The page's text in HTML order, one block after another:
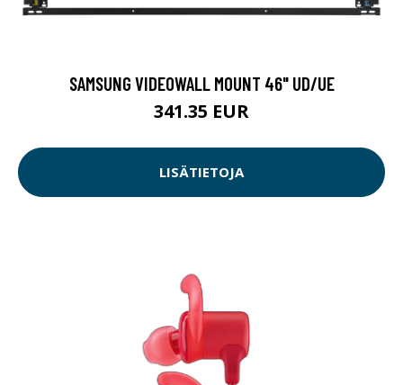
SAMSUNG VIDEOWALL MOUNT 46" UD/UE
341.35 EUR
LISÄTIETOJA